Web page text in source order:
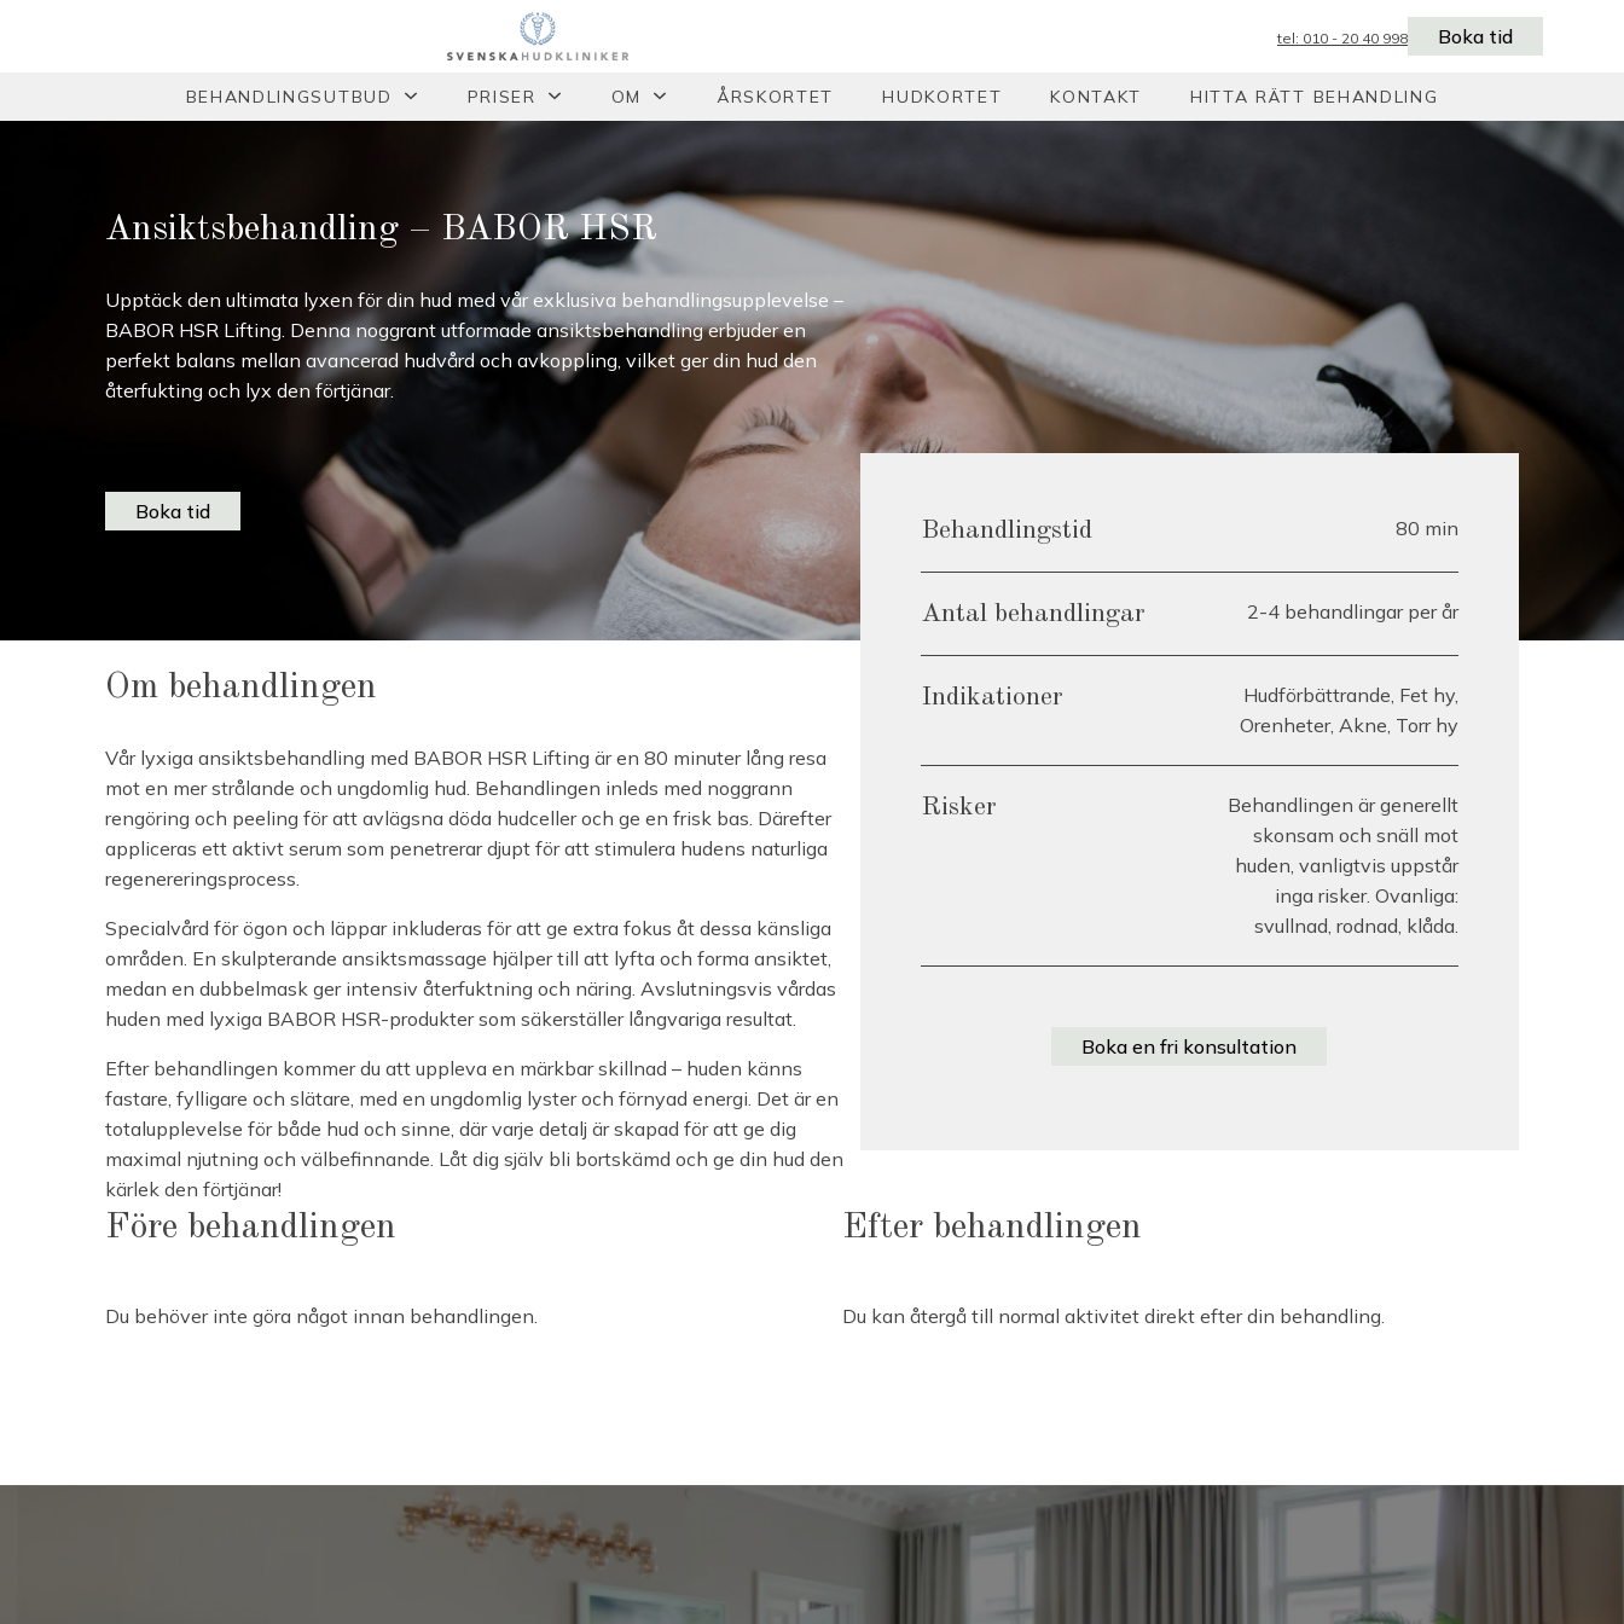
tel: 010 - 20 40 998 Boka tid
BEHANDLINGSUTBUD PRISER OM ÅRSKORTET HUDKORTET KONTAKT HITTA RÄTT BEHANDLING
Ansiktsbehandling – BABOR HSR
Upptäck den ultimata lyxen för din hud med vår exklusiva behandlingsupplevelse –
BABOR HSR Lifting. Denna noggrant utformade ansiktsbehandling erbjuder en
perfekt balans mellan avancerad hudvård och avkoppling, vilket ger din hud den
återfukting och lyx den förtjänar.
Boka tid
Om behandlingen
Vår lyxiga ansiktsbehandling med BABOR HSR Lifting är en 80 minuter lång resa
mot en mer strålande och ungdomlig hud. Behandlingen inleds med noggrann
rengöring och peeling för att avlägsna döda hudceller och ge en frisk bas. Därefter
appliceras ett aktivt serum som penetrerar djupt för att stimulera hudens naturliga
regenereringsprocess.
Specialvård för ögon och läppar inkluderas för att ge extra fokus åt dessa känsliga
områden. En skulpterande ansiktsmassage hjälper till att lyfta och forma ansiktet,
medan en dubbelmask ger intensiv återfuktning och näring. Avslutningsvis vårdas
huden med lyxiga BABOR HSR-produkter som säkerställer långvariga resultat.
Efter behandlingen kommer du att uppleva en märkbar skillnad – huden känns
fastare, fylligare och slätare, med en ungdomlig lyster och förnyad energi. Det är en
totalupplevelse för både hud och sinne, där varje detalj är skapad för att ge dig
maximal njutning och välbefinnande. Låt dig själv bli bortskämd och ge din hud den
kärlek den förtjänar!
Behandlingstid 80 min
Antal behandlingar 2-4 behandlingar per år
Indikationer
Hudförbättrande, Fet hy,
Orenheter, Akne, Torr hy
Risker
Behandlingen är generellt
skonsam och snäll mot
huden, vanligtvis uppstår
inga risker. Ovanliga:
svullnad, rodnad, klåda.
Boka en fri konsultation
Före behandlingen
Du behöver inte göra något innan behandlingen.
Efter behandlingen
Du kan återgå till normal aktivitet direkt efter din behandling.